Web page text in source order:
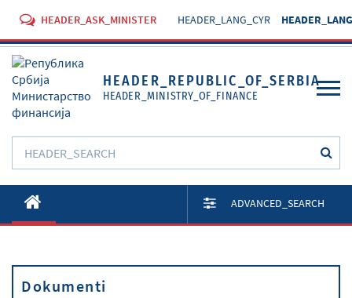
HEADER_ASK_MINISTER HEADER_LANG_CYR
HEADER_REPUBLIC_OF_SERBIA
HEADER_MINISTRY_OF_FINANCE
O Ministarstvu
Aktivnosti
Propisi
ADVANCED_SEARCH
Dokumenti